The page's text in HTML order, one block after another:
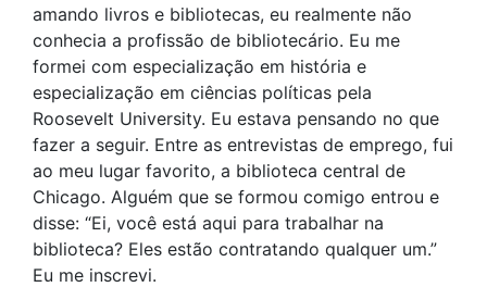
amando livros e bibliotecas, eu realmente não
conhecia a profissão de bibliotecário. Eu me
formei com especialização em história e
especialização em ciências políticas pela
Roosevelt University. Eu estava pensando no que
fazer a seguir. Entre as entrevistas de emprego, fui
ao meu lugar favorito, a biblioteca central de
Chicago. Alguém que se formou comigo entrou e
disse: “Ei, você está aqui para trabalhar na
biblioteca? Eles estão contratando qualquer um.”
Eu me inscrevi.